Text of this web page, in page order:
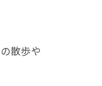
散歩や